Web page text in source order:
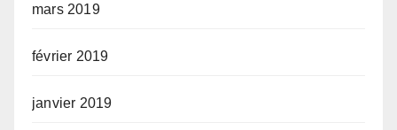
mars 2019
février 2019
janvier 2019